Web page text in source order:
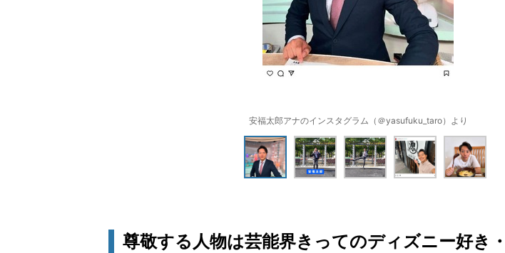
安福太郎アナのインスタグラム（＠yasufuku_taro）より
尊敬する人物は芸能界きってのディズニー好き